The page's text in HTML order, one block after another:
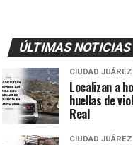
ÚLTIMAS NOTICIAS
CIUDAD JUÁREZ
Localizan a
huellas de
Real
CIUDAD JUÁREZ